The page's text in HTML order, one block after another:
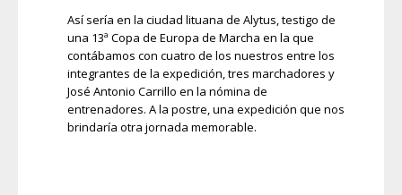
Así sería en la ciudad lituana de Alytus, testigo de
una 13ª Copa de Europa de Marcha en la que
contábamos con cuatro de los nuestros entre los
integrantes de la expedición, tres marchadores y
José Antonio Carrillo en la nómina de
entrenadores. A la postre, una expedición que nos
brindaría otra jornada memorable.